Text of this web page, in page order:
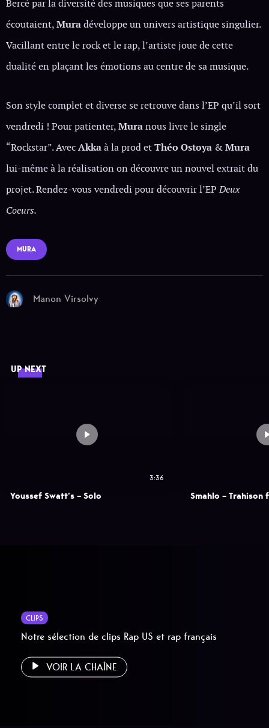
Bercé par la diversité des musiques que ses parents
écoutaient,Muradéveloppe un univers artistique singulier.
Vacillant entre le rock et le rap, l’artiste joue de cette
dualité en plaçant les émotions au centre de sa musique.
Son style complet et diverse se retrouve dans l’EP qu’il sort
vendredi ! Pour patienter,Muranous livre le single
“Rockstar”. AvecAkkaà la prod etThéo Ostoya &Mura
lui-même à la réalisation on découvre un nouvel extrait du
projet. Rendez-vous vendredi pour découvrir l’EPDeux
Coeurs.
MURA
Manon Virsolvy
UP NEXT
3:36
Youssef Swatt’s – Solo Smahlo –
CLIPS
Notre sélection de clips Rap US et rap français
VOIR LA CHAÎNE